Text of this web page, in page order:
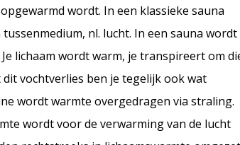
wordt. In een klassieke sauna
nl. lucht. In een sauna wordt
lichaam wordt warm, je transpireert om
vochtverlies ben je tegelijk ook wat
wordt warmte overgedragen via straling.
wordt voor de verwarming van de lucht